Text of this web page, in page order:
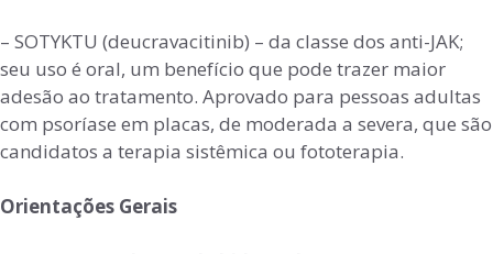
– SOTYKTU (deucravacitinib) – da classe dos anti-JAK;
seu uso é oral, um benefício que pode trazer maior
adesão ao tratamento. Aprovado para pessoas adultas
com psoríase em placas, de moderada a severa, que são
candidatos a terapia sistêmica ou fototerapia.
Orientações Gerais